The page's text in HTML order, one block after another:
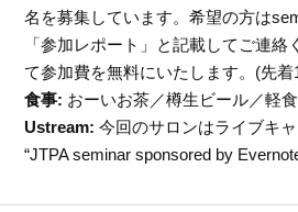
名を募集しています。希望の方は
「参加レポート」と記載してご連絡
て参加費を無料にいたします。(先着
食事: おーいお茶／樽生ビール／軽
Ustream: 今回のサロンはライブキャ
“JTPA seminar sponsored by